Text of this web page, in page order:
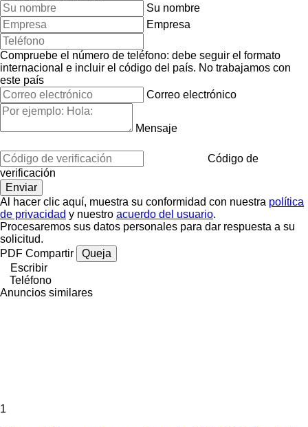
Su nombre
Empresa
Compruebe el número de teléfono: debe seguir el formato
internacional e incluir el código del país. No trabajamos con
este país
Correo electrónico
Mensaje
Código de
verificación
Al hacer clic aquí, muestra su conformidad con nuestra política
de privacidad y nuestro acuerdo del usuario.
Procesaremos sus datos personales para dar respuesta a su
solicitud.
PDF Compartir
Queja
Escribir
Teléfono
Anuncios similares
1